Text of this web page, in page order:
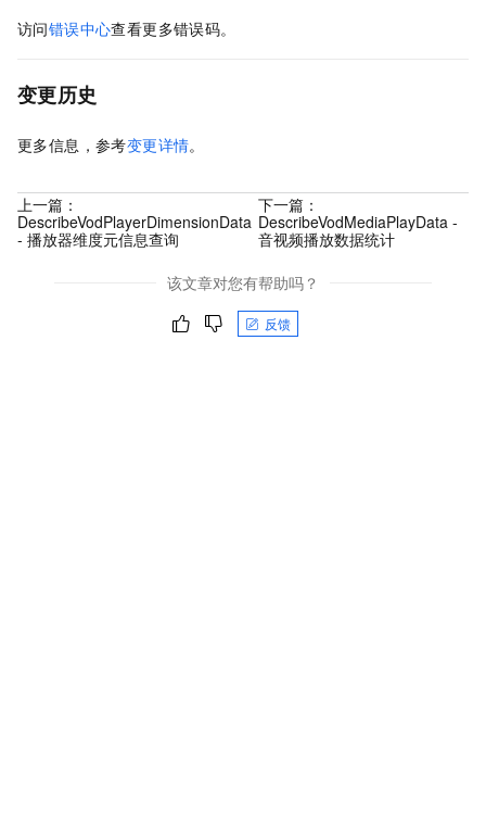
访问错误中心查看更多错误码。
变更历史
更多信息，参考变更详情。
上一篇：
DescribeVodPlayerDimensionData
- 播放器维度元信息查询
下一篇：
DescribeVodMediaPlayData -
音视频播放数据统计
该文章对您有帮助吗？
反馈